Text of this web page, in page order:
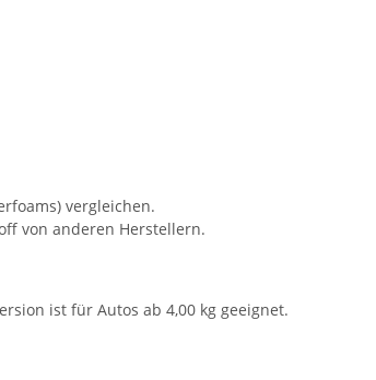
vergleichen.
von anderen Herstellern.
ist für Autos ab 4,00 kg geeignet.